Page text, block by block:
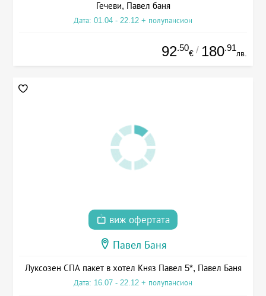
Гечеви, Павел баня
Дата: 01.04 - 22.12 + полупансион
92.50
€ / 180.91
лв.
виж офертата
Павел Баня
Луксозен СПА пакет в хотел Княз Павел 5*, Павел Баня
Дата: 16.07 - 22.12 + полупансион